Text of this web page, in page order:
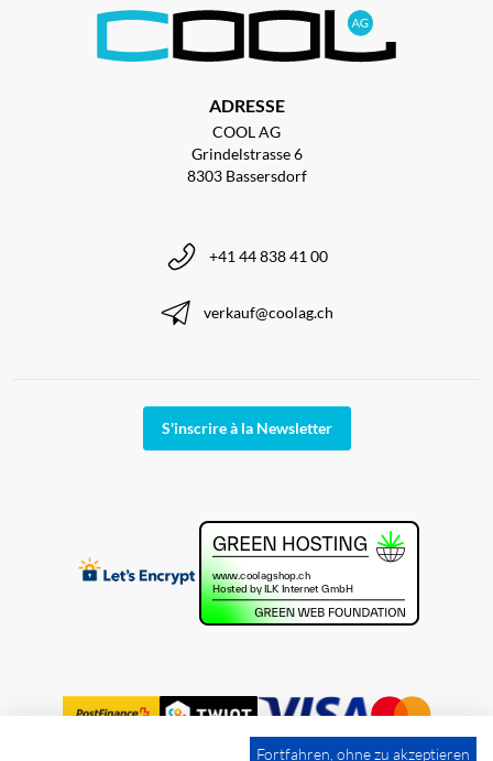
ADRESSE
COOL AG
Grindelstrasse 6
8303 Bassersdorf
+41 44 838 41 00
verkauf@coolag.ch
S'inscrire à la Newsletter
Fortfahren, ohne zu akzeptieren